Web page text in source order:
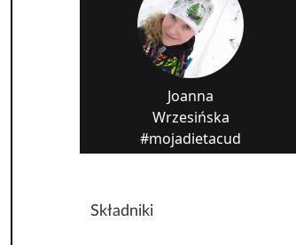
Joanna
Wrzesińska
#mojadietacud
biegacz amator
Składniki